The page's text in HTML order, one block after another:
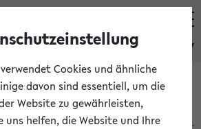
eKVV
Cookies und ähnliche
davon sind essentiell, um die
Website zu gewährleisten,
uns helfen, die Website und Ihre